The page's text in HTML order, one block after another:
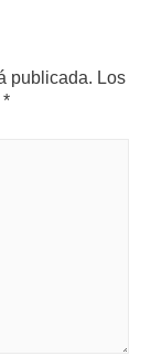
publicada. Los
*